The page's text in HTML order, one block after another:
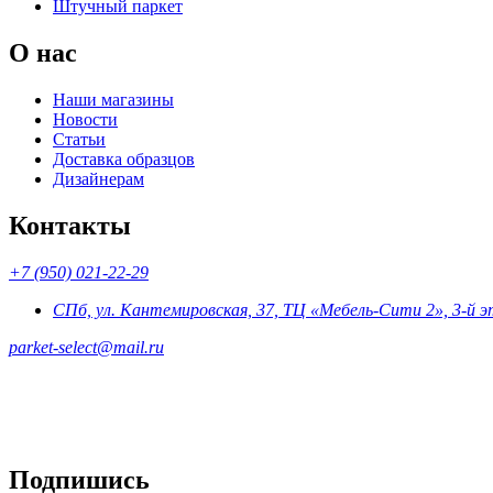
Штучный паркет
О нас
Наши магазины
Новости
Статьи
Доставка образцов
Дизайнерам
Контакты
+7 (950) 021-22-29
СПб, ул. Кантемировская, 37, ТЦ «Мебель-Сити 2», 3-й
parket-select@mail.ru
Подпишись